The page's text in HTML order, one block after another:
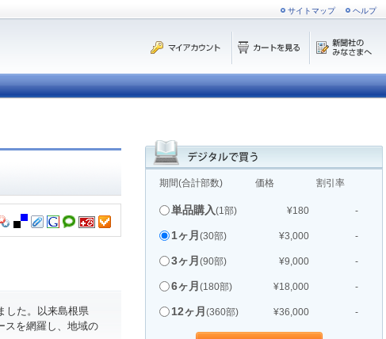
サイトマップ ヘルプ
期間(合計部数) 価格 割引率
単品購入(1部) ¥180 -
1ヶ月 (30部) ¥3,000 -
3ヶ月 (90部) ¥9,000 -
6ヶ月 (180部) ¥18,000 -
12ヶ月 (360部) ¥36,000 -
した。以来島根県
スを網羅し、地域の